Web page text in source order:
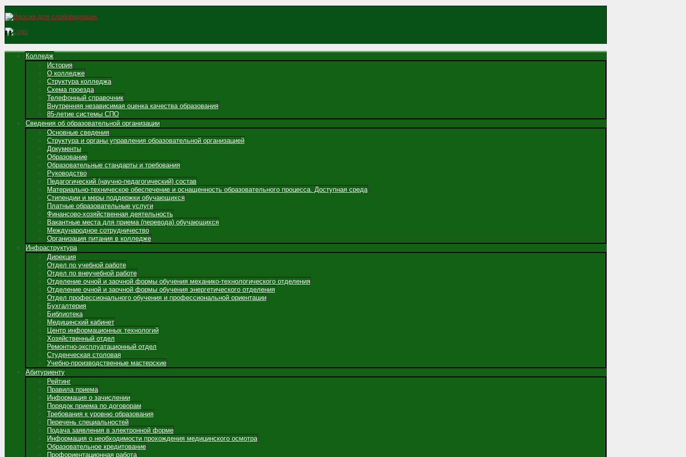
Колледж
История
О колледже
Структура колледжа
Схема проезда
Телефонный справочник
Внутренняя независимая оценка качества образования
85-летие системы СПО
Сведения об образовательной организации
Основные сведения
Структура и органы управления образовательной организацией
Документы
Образование
Образовательные стандарты и требования
Руководство
Педагогический (научно-педагогический) состав
Материально-техническое обеспечение и оснащенность образовательного процесса. Доступная среда
Стипендии и меры поддержки обучающихся
Платные образовательные услуги
Финансово-хозяйственная деятельность
Вакантные места для приема (перевода) обучающихся
Международное сотрудничество
Организация питания в колледже
Инфраструктура
Дирекция
Отдел по учебной работе
Отдел по внеучебной работе
Отделение очной и заочной формы обучения механико-технологического отделения
Отделение очной и заочной формы обучения энергетического отделения
Отдел профессионального обучения и профессиональной ориентации
Бухгалтерия
Библиотека
Медицинский кабинет
Центр информационных технологий
Хозяйственный отдел
Ремонтно-эксплуатационный отдел
Студенческая столовая
Учебно-производственные мастерские
Абитуриенту
Рейтинг
Правила приема
Информация о зачислении
Порядок приема по договорам
Требования к уровню образования
Перечень специальностей
Подача заявления в электронной форме
Информация о необходимости прохождения медицинского осмотра
Образовательное кредитование
Профориентационная работа